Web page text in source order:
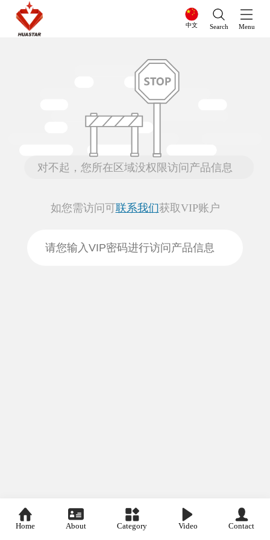
Home About Category Video Contact
中文 Search Menu
对不起，您所在区域没权限访问产品信息
如您需访问可联系我们获取VIP账户